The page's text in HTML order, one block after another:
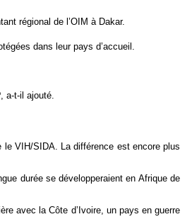
régional de l’OIM à Dakar.
dans leur pays d’accueil.
a-t-il ajouté.
le VIH/SIDA. La différence est encore plus
durée se développeraient en Afrique de
avec la Côte d’Ivoire, un pays en guerre